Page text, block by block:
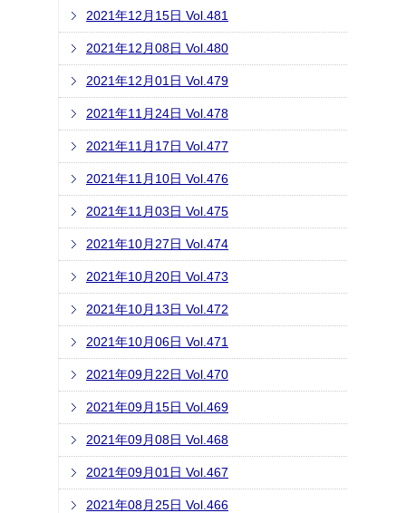
2021年12月15日 Vol.481
2021年12月08日 Vol.480
2021年12月01日 Vol.479
2021年11月24日 Vol.478
2021年11月17日 Vol.477
2021年11月10日 Vol.476
2021年11月03日 Vol.475
2021年10月27日 Vol.474
2021年10月20日 Vol.473
2021年10月13日 Vol.472
2021年10月06日 Vol.471
2021年09月22日 Vol.470
2021年09月15日 Vol.469
2021年09月08日 Vol.468
2021年09月01日 Vol.467
2021年08月25日 Vol.466